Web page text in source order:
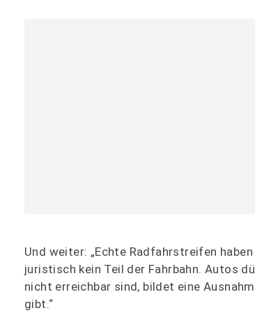
Und weiter: „Echte Radfahrstreifen
juristisch kein Teil der Fahrbahn. Autos
nicht erreichbar sind, bildet eine
gibt.“